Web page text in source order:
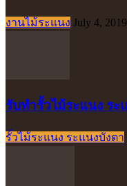
งานไม้ระแนง July 4, 2019
รับทำรั้วไม้ระแนง ร
รั้วไม้ระแนง ระแนงบังตา